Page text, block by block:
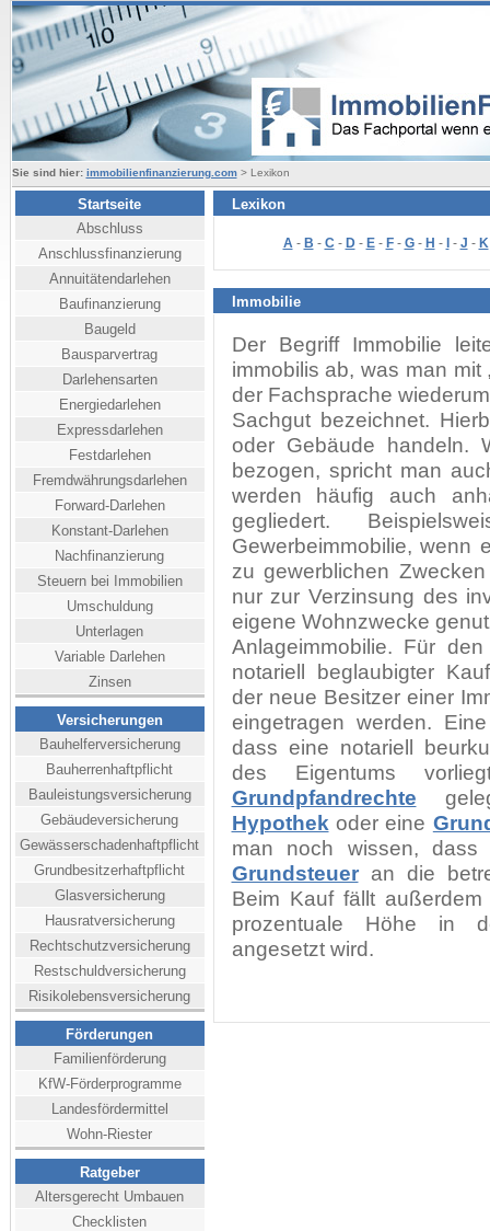
Sie sind hier: immobilienfinanzierung.com> Lexikon
Startseite
Abschluss
Anschlussfinanzierung
Annuitätendarlehen
Baufinanzierung
Baugeld
Bausparvertrag
Darlehensarten
Energiedarlehen
Expressdarlehen
Festdarlehen
Fremdwährungsdarlehen
Forward-Darlehen
Konstant-Darlehen
Nachfinanzierung
Steuern bei Immobilien
Umschuldung
Unterlagen
Variable Darlehen
Zinsen
Versicherungen
Bauhelferversicherung
Bauherrenhaftpflicht
Bauleistungsversicherung
Gebäudeversicherung
Gewässerschadenhaftpflicht
Grundbesitzerhaftpflicht
Glasversicherung
Hausratversicherung
Rechtschutzversicherung
Restschuldversicherung
Risikolebensversicherung
Förderungen
Familienförderung
KfW-Förderprogramme
Landesfördermittel
Wohn-Riester
Ratgeber
Altersgerecht Umbauen
Checklisten
Lexikon
A- B - C - D- E- F- G- H - - J - K
Immobilie
Der Begriff Immobilie
immobilis ab, was man mit
der Fachsprache
Sachgut bezeichnet.
oder Gebäude handeln.
bezogen, spricht man
werden häufig auch
gegliedert.
Gewerbeimmobilie, wenn
zu gewerblichen
nur zur Verzinsung des
eigene Wohnzwecke
Anlageimmobilie. Für
notariell beglaubigter
der neue Besitzer einer
eingetragen werden.
dass eine notariell
des Eigentums
Grundpfandrechte
Hypothek oder eine
man noch wissen, dass
Grundsteueran die
Beim Kauf fällt
prozentuale Höhe in
angesetzt wird.